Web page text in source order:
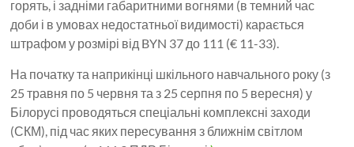
горять, і задніми габаритними вогнями (в темний час
доби і в умовах недостатньої видимості) карається
штрафом у розмірі від BYN 37 до 111 (€ 11-33).
На початку та наприкінці шкільного навчального року (з
25 травня по 5 червня та з 25 серпня по 5 вересня) у
Білорусі проводяться спеціальні комплексні заходи
(СКМ), під час яких пересування з ближнім світлом